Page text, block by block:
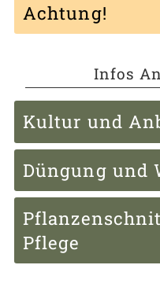
Achtung!
Infos
Kultur und
Düngung und
Pflege